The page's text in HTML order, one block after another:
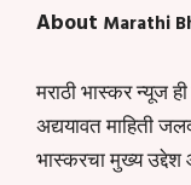
About Marathi
मराठी भास्कर न्यूज
अद्ययावत माहिती
भास्करचा मुख्य